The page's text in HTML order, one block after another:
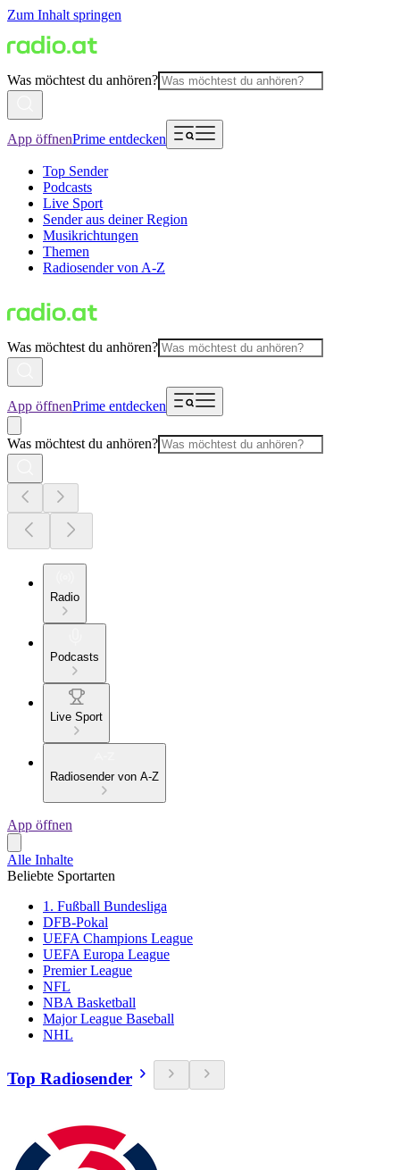
Zum Inhalt springen
Was möchtest du anhören?
App öffnenPrime entdecken
Top Sender
Podcasts
Live Sport
Sender aus deiner Region
Musikrichtungen
Themen
Radiosender von A-Z
Was möchtest du anhören?
App öffnenPrime entdecken
Was möchtest du anhören?
Radio
Podcasts
Live Sport
Radiosender von A-Z
App öffnen
Alle Inhalte
Beliebte Sportarten
1. Fußball Bundesliga
DFB-Pokal
UEFA Champions League
UEFA Europa League
Premier League
NFL
NBA Basketball
Major League Baseball
NHL
Top Radiosender